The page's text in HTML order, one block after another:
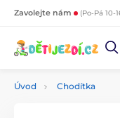
Zavolejte nám (Po-Pá 10-
Úvod Chodítka